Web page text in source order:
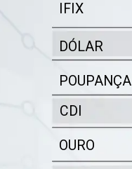
IFIX
DÓLAR
POUPANÇA
CDI
OURO